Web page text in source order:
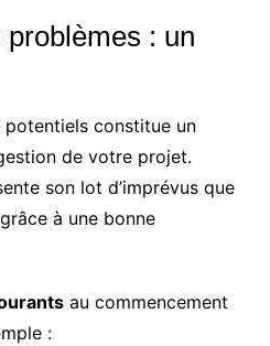
: un
constitue un
de votre projet.
son lot d’imprévus que
à une bonne
au commencement
: